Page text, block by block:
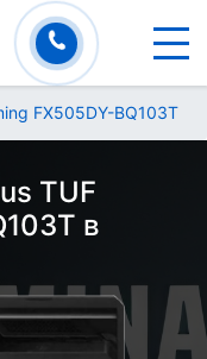
FX505DY-BQ103T
TUF
в